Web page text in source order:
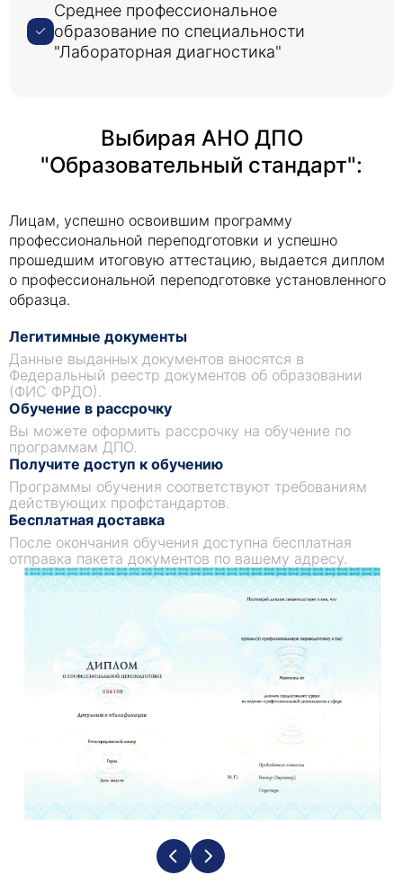
Среднее профессиональное
образование по специальности
"Лабораторная диагностика"
Выбирая АНО ДПО
"Образовательный стандарт":
Лицам, успешно освоившим программу
профессиональной переподготовки и успешно
прошедшим итоговую аттестацию, выдается диплом
о профессиональной переподготовке установленного
образца.
Легитимные документы
Данные выданных документов вносятся в
Федеральный реестр документов об образовании
(ФИС ФРДО).
Обучение в рассрочку
Вы можете оформить рассрочку на обучение по
программам ДПО.
Получите доступ к обучению
Программы обучения соответствуют требованиям
действующих профстандартов.
Бесплатная доставка
После окончания обучения доступна бесплатная
отправка пакета документов по вашему адресу.